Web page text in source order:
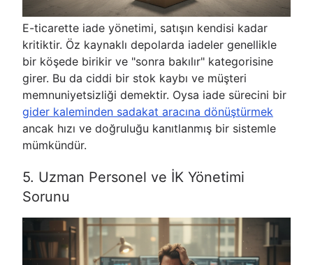
E-ticarette iade yönetimi, satışın kendisi kadar
kritiktir. Öz kaynaklı depolarda iadeler genellikle
bir köşede birikir ve "sonra bakılır" kategorisine
girer. Bu da ciddi bir stok kaybı ve müşteri
memnuniyetsizliği demektir. Oysa iade sürecini bir
gider kaleminden sadakat aracına dönüştürmek
ancak hızı ve doğruluğu kanıtlanmış bir sistemle
mümkündür.
5. Uzman Personel ve İK Yönetimi
Sorunu